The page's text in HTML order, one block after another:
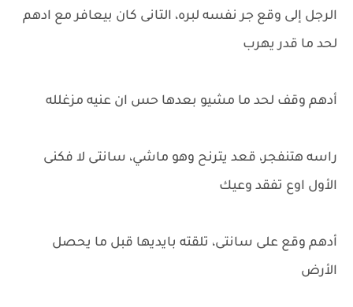
الرجل إلى وقع جر نفسه لبره، التانى كان بيعافر مع ادهم
لحد ما قدر يهرب
أدهم وقف لحد ما مشيو بعدها حس ان عنيه مزغلله
راسه هتنفجر، قعد يترنح وهو ماشي، سانتى لا فكنى
الأول اوع تفقد وعيك
أدهم وقع على سانتى، تلقته بايديها قبل ما يحصل
الأرض